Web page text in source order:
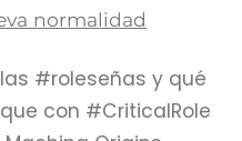
normalidad
#roleseñas y qué
con #CriticalRole